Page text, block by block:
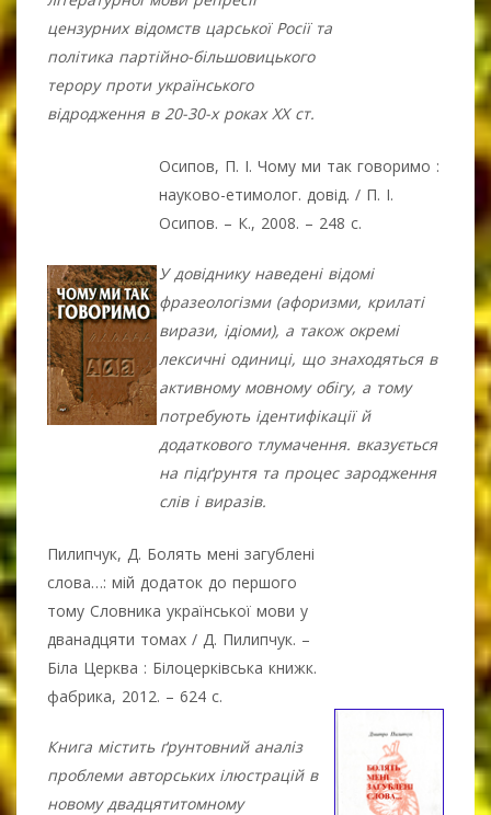
цензурних відомств царської Росії та
політика партійно-більшовицького
терору проти українського
відродження в 20-30-х роках ХХ ст.
Осипов, П. І. Чому ми так говоримо :
науково-етимолог. довід. / П. І.
Осипов. – К., 2008. – 248 с.
У довіднику наведені відомі
фразеологізми (афоризми, крилаті
вирази, ідіоми), а також окремі
лексичні одиниці, що знаходяться в
активному мовному обігу, а тому
потребують ідентифікації й
додаткового тлумачення. вказується
на підґрунтя та процес зародження
слів і виразів.
Пилипчук, Д. Болять мені загублені
слова…: мій додаток до першого
тому Словника української мови у
дванадцяти томах / Д. Пилипчук. –
Біла Церква : Білоцерківська книжк.
фабрика, 2012. – 624 с.
Книга містить ґрунтовний аналіз
проблеми авторських ілюстрацій в
новому двадцятитомному